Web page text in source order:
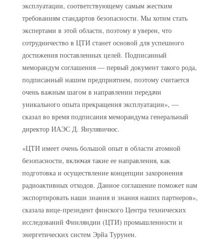
эксплуатации, соответствующему самым жестким
требованиям стандартов безопасности. Мы хотим стать
экспертами в этой области, поэтому я уверен, что
сотрудничество в ЦТИ станет основой для успешного
достижения поставленных целей. Подписанный
меморандум соглашения — первый документ такого рода,
подписанный нашим предприятием, поэтому считается
очень важным шагом в направлении передачи
уникального опыта прекращения эксплуатации», —
сказал во время подписания меморандума генеральный
директор ИАЭС Д. Янулявичюс.
«ЦТИ имеет очень большой опыт в области атомной
безопасности, включая такие ее направления, как
подготовка и осуществление концепции захоронения
радиоактивных отходов. Данное соглашение поможет нам
экспортировать наши знания и знания наших партнеров»,
сказала вице-президент финского Центра технических
исследований Финляндии (ЦТИ) промышленности и
энергетических систем Эрйа Турунен.